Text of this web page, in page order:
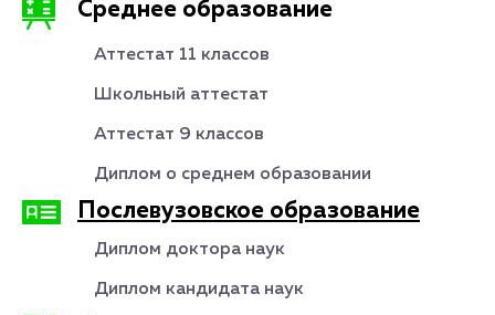
Среднее образование
Аттестат 11 классов
Школьный аттестат
Аттестат 9 классов
Диплом о среднем образовании
Послевузовское образование
Диплом доктора наук
Диплом кандидата наук